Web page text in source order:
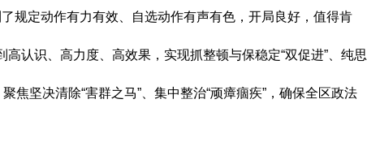
定动作有力有效、自选动作有声有色，开局良好，值得肯
认识、高力度、高效果，实现抓整顿与保稳定“双促进”、纯思
焦坚决清除“害群之马”、集中整治“顽瘴痼疾”，确保全区政法